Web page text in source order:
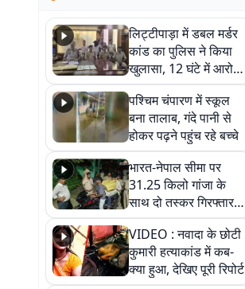
लिट्टीपाड़ा में डबल मर्डर
कांड का पुलिस ने किया
खुलासा, 12 घंटे में आरोपी
गिरफ्तार
पश्चिम चंपारण में स्कूल
बना तालाब, गंदे पानी से
होकर पढ़ने पहुंच रहे बच्चे
भारत-नेपाल सीमा पर
31.25 किलो गांजा के
साथ दो तस्कर गिरफ्तार,
नेपाली नंबर की बाइक
जब्त
VIDEO : नवादा के छोटी
कुमारी हत्याकांड में कब-
क्या हुआ, देखिए पूरी रिपोर्ट